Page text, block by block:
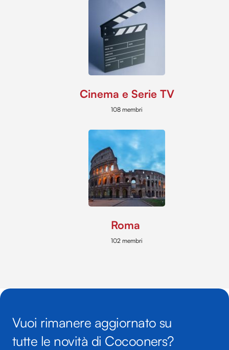
Cinema e Serie TV
108 membri
Roma
102 membri
Vuoi rimanere aggiornato su
tutte le novità di Cocooners?